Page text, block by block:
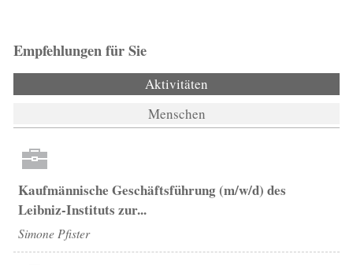
Empfehlungen für Sie
Aktivitäten
Menschen
Kaufmännische Geschäftsführung (m/w/d) des
Leibniz-Instituts zur...
Simone Pfister